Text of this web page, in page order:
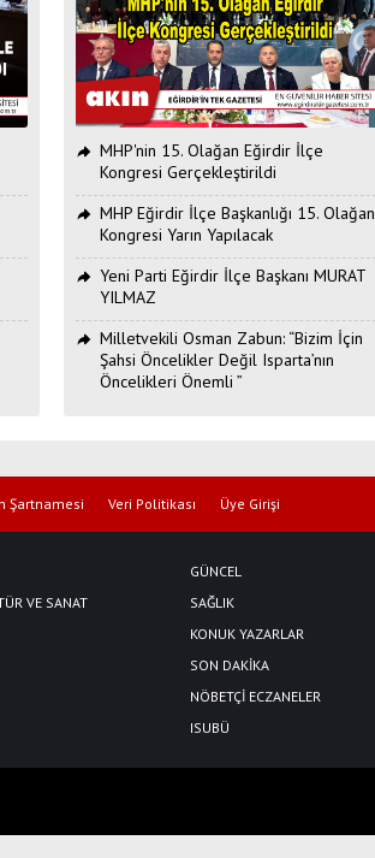
MHP'nin 15. Olağan Eğirdir İlçe
Kongresi Gerçekleştirildi
MHP Eğirdir İlçe Başkanlığı 15. Olağan
Kongresi Yarın Yapılacak
Yeni Parti Eğirdir İlçe Başkanı MURAT
YILMAZ
Milletvekili Osman Zabun: “Bizim İçin
Şahsi Öncelikler Değil Isparta’nın
Öncelikleri Önemli ”
Şartnamesi Veri Politikası Üye Girişi
VE SANAT
GÜNCEL
SAĞLIK
KONUK YAZARLAR
SON DAKİKA
NÖBETÇİ ECZANELER
ISUBÜ